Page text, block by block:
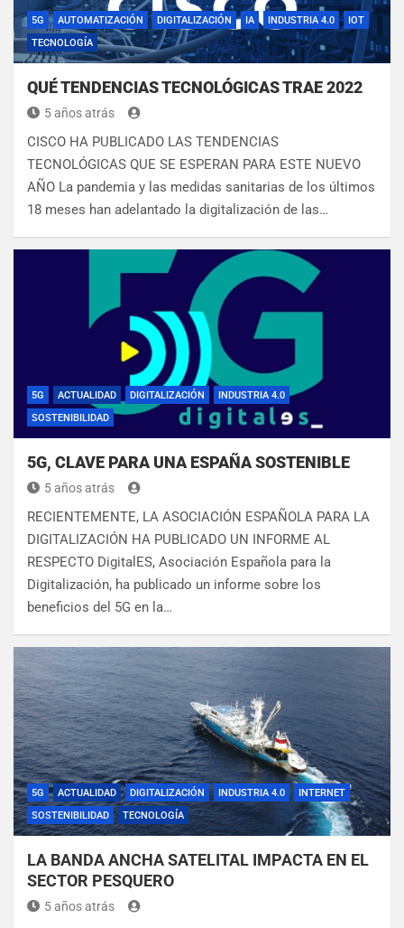
5G AUTOMATIZACIÓN DIGITALIZACIÓN IA INDUSTRIA 4.0
IOT
TECNOLOGÍA
QUÉ TENDENCIAS TECNOLÓGICAS TRAE 2022
5 años atrás
CISCO HA PUBLICADO LAS TENDENCIAS
TECNOLÓGICAS QUE SE ESPERAN PARA ESTE NUEVO
AÑO La pandemia y las medidas sanitarias de los últimos
18 meses han adelantado la digitalización de las…
5G ACTUALIDAD DIGITALIZACIÓN
INDUSTRIA 4.0
SOSTENIBILIDAD
5G, CLAVE PARA UNA ESPAÑA SOSTENIBLE
5 años atrás
RECIENTEMENTE, LA ASOCIACIÓN ESPAÑOLA PARA LA
DIGITALIZACIÓN HA PUBLICADO UN INFORME AL
RESPECTO DigitalES, Asociación Española para la
Digitalización, ha publicado un informe sobre los
beneficios del 5G en la…
5G ACTUALIDAD DIGITALIZACIÓN INDUSTRIA 4.0
INTERNET
SOSTENIBILIDAD
TECNOLOGÍA
LA BANDA ANCHA SATELITAL IMPACTA EN EL
SECTOR PESQUERO
5 años atrás